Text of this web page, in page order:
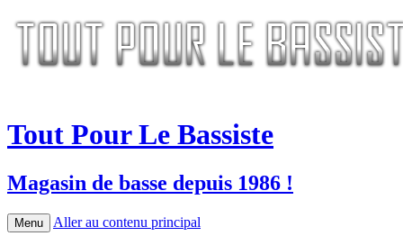
Tout Pour Le Bassiste
Magasin de basse depuis 1986 !
Menu Aller au contenu principal